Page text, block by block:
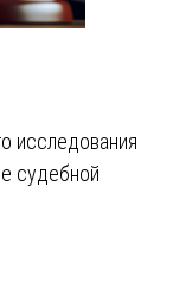
исследования
судебной